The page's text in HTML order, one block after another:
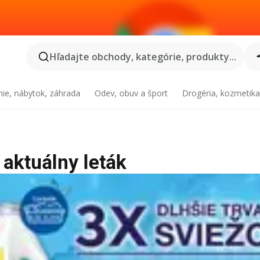
Hľadajte obchody, kategórie, produkty...
nábytok, záhrada Odev, obuv a šport Drogéria, kozmetika
leták